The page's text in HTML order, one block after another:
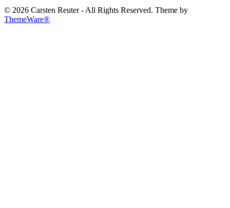
© 2026 Carsten Reuter - All Rights Reserved. Theme by
ThemeWare®